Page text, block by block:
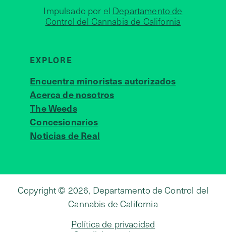
Impulsado por el Departamento de
Control del Cannabis de California
EXPLORE
Encuentra minoristas autorizados
Acerca de nosotros
The Weeds
Concesionarios
Noticias de Real
Copyright © 2026, Departamento de Control del
Cannabis de California
Política de privacidad